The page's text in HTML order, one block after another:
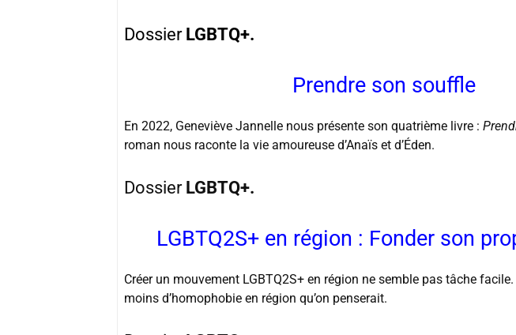
Dossier LGBTQ+.
Prendre son souffle
En 2022, Geneviève Jannelle nous présente son quatrième livre :
roman nous raconte la vie amoureuse d’Anaïs et d’Éden.
Dossier LGBTQ+.
LGBTQ2S+ en région : Fonder son
Créer un mouvement LGBTQ2S+ en région ne semble pas tâche
moins d’homophobie en région qu’on penserait.